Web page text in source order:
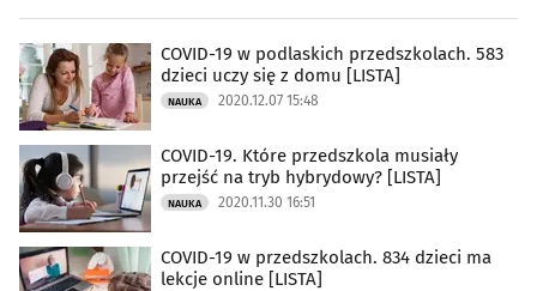
COVID-19 w podlaskich przedszkolach. 583
dzieci uczy się z domu [LISTA]
NAUKA 2020.12.07 15:48
COVID-19. Które przedszkola musiały
przejść na tryb hybrydowy? [LISTA]
NAUKA 2020.11.30 16:51
COVID-19 w przedszkolach. 834 dzieci ma
lekcje online [LISTA]